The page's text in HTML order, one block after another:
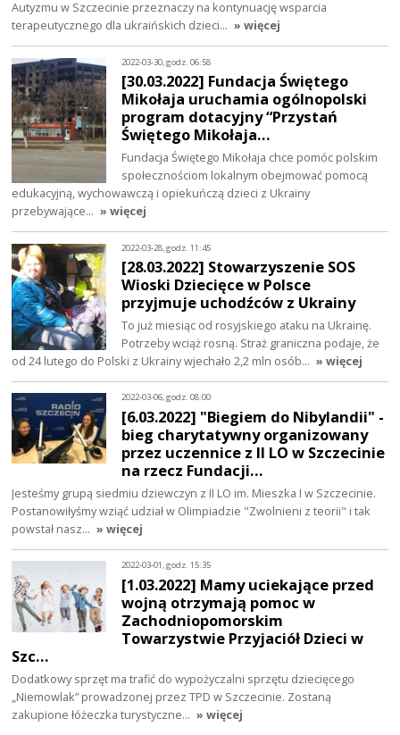
Autyzmu w Szczecinie przeznaczy na kontynuację wsparcia
terapeutycznego dla ukraińskich dzieci… » więcej
2022-03-30, godz. 06:58
[30.03.2022] Fundacja Świętego
Mikołaja uruchamia ogólnopolski
program dotacyjny “Przystań
Świętego Mikołaja…
Fundacja Świętego Mikołaja chce pomóc polskim
społecznościom lokalnym obejmować pomocą
edukacyjną, wychowawczą i opiekuńczą dzieci z Ukrainy
przebywające… » więcej
2022-03-28, godz. 11:45
[28.03.2022] Stowarzyszenie SOS
Wioski Dziecięce w Polsce
przyjmuje uchodźców z Ukrainy
To już miesiąc od rosyjskiego ataku na Ukrainę.
Potrzeby wciąż rosną. Straż graniczna podaje, że
od 24 lutego do Polski z Ukrainy wjechało 2,2 mln osób… » więcej
2022-03-06, godz. 08:00
[6.03.2022] "Biegiem do Nibylandii" -
bieg charytatywny organizowany
przez uczennice z II LO w Szczecinie
na rzecz Fundacji…
Jesteśmy grupą siedmiu dziewczyn z II LO im. Mieszka I w Szczecinie.
Postanowiłyśmy wziąć udział w Olimpiadzie "Zwolnieni z teorii" i tak
powstał nasz… » więcej
2022-03-01, godz. 15:35
[1.03.2022] Mamy uciekające przed
wojną otrzymają pomoc w
Zachodniopomorskim
Towarzystwie Przyjaciół Dzieci w
Szc…
Dodatkowy sprzęt ma trafić do wypożyczalni sprzętu dziecięcego
„Niemowlak” prowadzonej przez TPD w Szczecinie. Zostaną
zakupione łóżeczka turystyczne… » więcej